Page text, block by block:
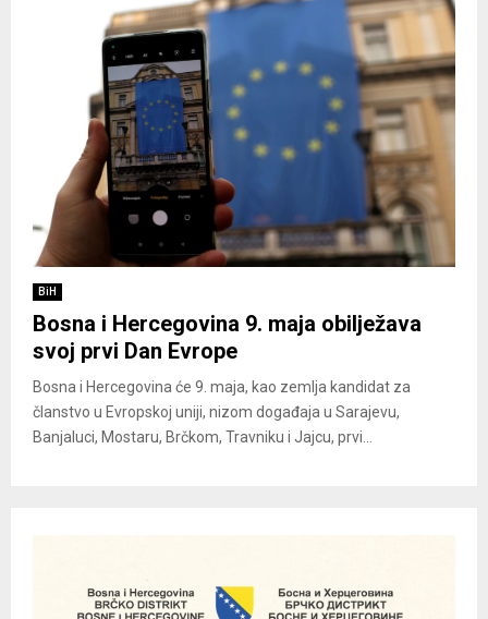
BiH
Bosna i Hercegovina 9. maja obilježava
svoj prvi Dan Evrope
Bosna i Hercegovina će 9. maja, kao zemlja kandidat za
članstvo u Evropskoj uniji, nizom događaja u Sarajevu,
Banjaluci, Mostaru, Brčkom, Travniku i Jajcu, prvi...